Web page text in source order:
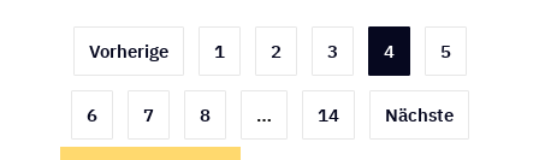
Seitennummerierung
der
Beiträge
Vorherige 1 2 3 4 5
6 7 8 … 14 Nächste